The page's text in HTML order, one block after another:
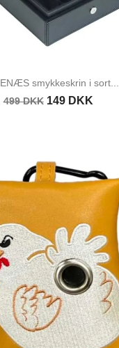
smykkeskrin i sort...
499 DKK 149 DKK